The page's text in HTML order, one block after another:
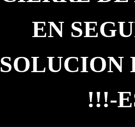
EN
SOLUCION
!!!-